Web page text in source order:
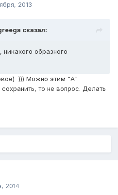
2013
сказал:
образного
))) Можно этим "А"
то не вопрос. Делать
2014